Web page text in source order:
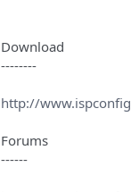
Download
--------
http://
Forums
------